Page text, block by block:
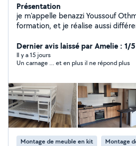
Présentation
je m'appelle benazzi Youssouf
formation, et je réalise aussi
Dernier avis laissé par Amelie : 1/5
Il y a 15 jours
Un carnage … et en plus il ne répond plus
Montage de meuble en kit Montage